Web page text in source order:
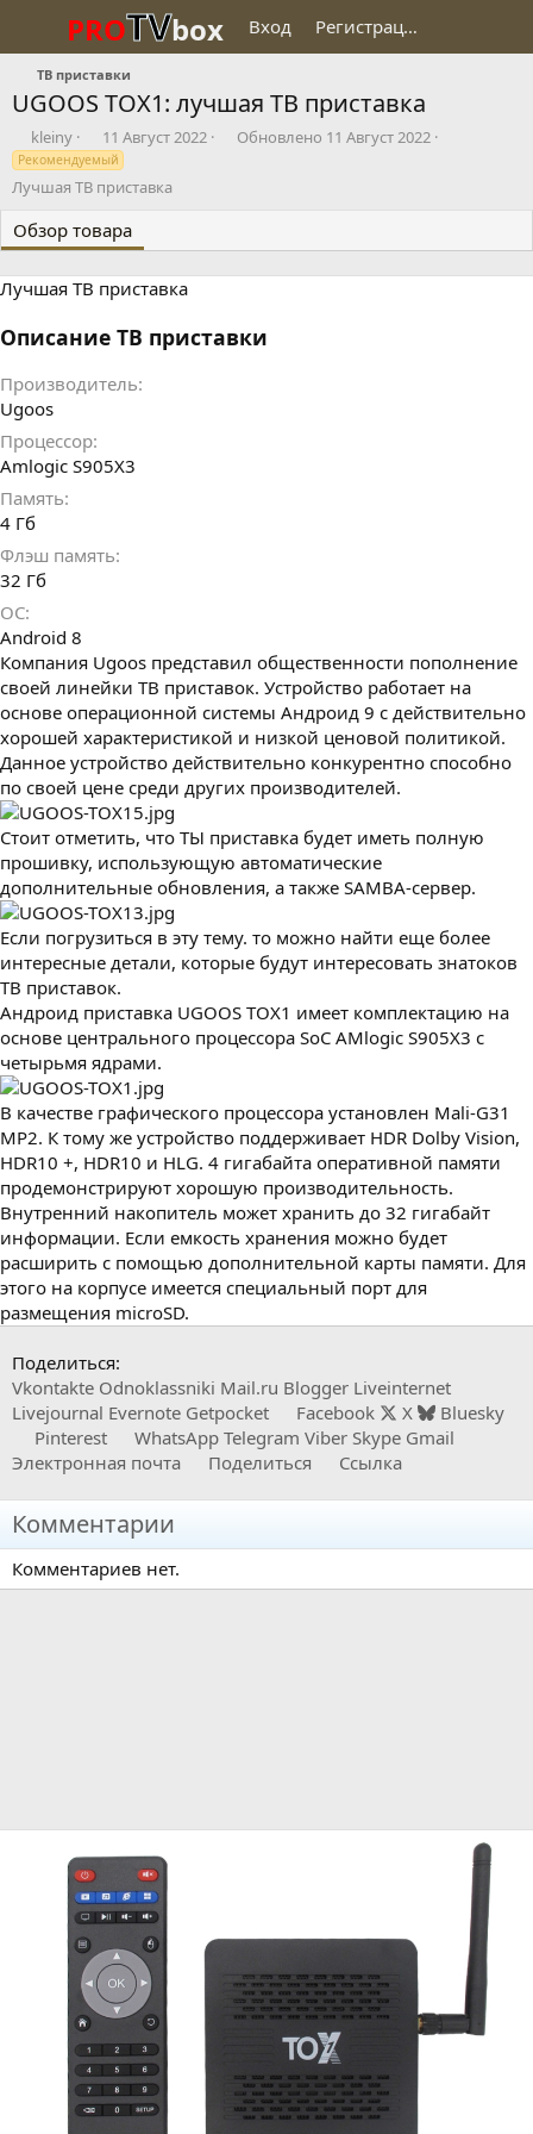
PROTVbox Вход Регистрация
ТВ приставки
UGOOS TOX1: лучшая ТВ приставка
Д
о
в
и
kleiny
Д
а
а
о
д
н
и
11 Август 2022 Обновлено 11 Август 2022
Рекомендуемый
Лучшая ТВ приставка
Обзор товара
Лучшая ТВ приставка
Описание ТВ приставки
Производитель
Ugoos
Процессор
Amlogic S905X3
Память
4 Гб
Флэш память
32 Гб
ОС
Android 8
Компания Ugoos представил общественности пополнение
своей линейки ТВ приставок. Устройство работает на
основе операционной системы Андроид 9 с действительно
хорошей характеристикой и низкой ценовой политикой.
Данное устройство действительно конкурентно способно
по своей цене среди других производителей.
Стоит отметить, что ТЫ приставка будет иметь полную
прошивку, использующую автоматические
дополнительные обновления, а также SAMBA-сервер.
Если погрузиться в эту тему. то можно найти еще более
интересные детали, которые будут интересовать знатоков
ТВ приставок.
Андроид приставка UGOOS TOX1 имеет комплектацию на
основе центрального процессора SoC AMlogic S905X3 с
четырьмя ядрами.
В качестве графического процессора установлен Mali-G31
MP2. К тому же устройство поддерживает HDR Dolby Vision,
HDR10 +, HDR10 и HLG. 4 гигабайта оперативной памяти
продемонстрируют хорошую производительность.
Внутренний накопитель может хранить до 32 гигабайт
информации. Если емкость хранения можно будет
расширить с помощью дополнительной карты памяти. Для
этого на корпусе имеется специальный порт для
размещения microSD.
Поделиться:
Vkontakte Odnoklassniki Mail.ru Blogger Liveinternet
Livejournal Evernote Getpocket Facebook X
Bluesky
Pinterest
WhatsApp Telegram Viber Skype Gmail
Электронная почта
Поделиться Ссылка
Комментарии
Комментариев нет.